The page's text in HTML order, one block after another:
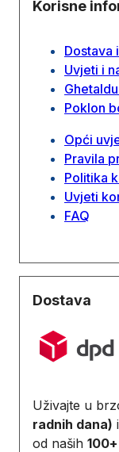
Korisne
Dostava
Uvjeti i
Poklon
Opći
Pravila
Politika
Uvjeti
FAQ
Dostava
Uživajte u
radnih dana)
od naših